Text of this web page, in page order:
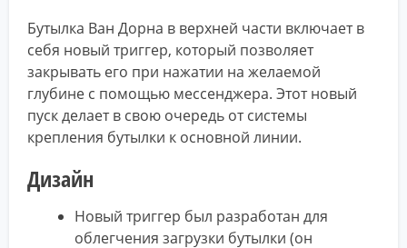
Бутылка Ван Дорна в верхней части включает в
себя новый триггер, который позволяет
закрывать его при нажатии на желаемой
глубине с помощью мессенджера. Этот новый
пуск делает в свою очередь от системы
крепления бутылки к основной линии.
Дизайн
Новый триггер был разработан для
облегчения загрузки бутылки (он